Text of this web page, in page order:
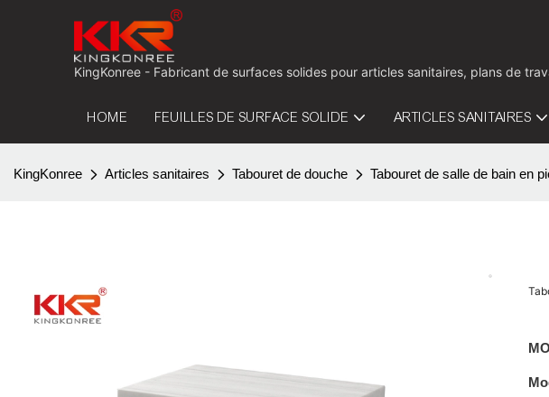
KingKonree - Fabricant de surfaces solides pour articles sanitaires, plans de
HOME FEUILLES DE SURFACE SOLIDE ARTICLES SANITAIRES
KingKonree Articles sanitaires Tabouret de douche Tabouret de salle de bain en